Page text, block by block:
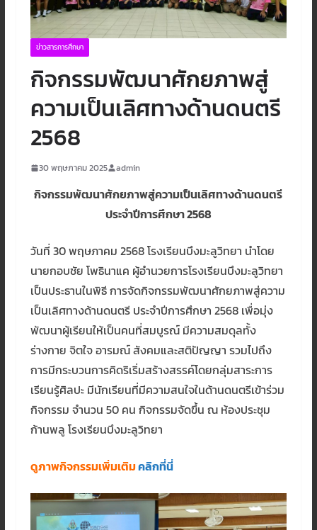
ข่าวสารการศึกษา
กิจกรรมพัฒนาศักยภาพสู่
ความเป็นเลิศทางด้านดนตรี
2568
30 พฤษภาคม 2025 admin
กิจกรรมพัฒนาศักยภาพสู่ความเป็นเลิศทางด้านดนตรี
ประจำปีการศึกษา 2568
วันที่ 30 พฤษภาคม 2568 โรงเรียนบึงมะลูวิทยา นำโดย
นายกอบชัย โพธินาแค ผู้อำนวยการโรงเรียนบึงมะลูวิทยา
เป็นประธานในพิธี การจัดกิจกรรมพัฒนาศักยภาพสู่ความ
เป็นเลิศทางด้านดนตรี ประจำปีการศึกษา 2568 เพื่อมุ่ง
พัฒนาผู้เรียนให้เป็นคนที่สมบูรณ์ มีความสมดุลทั้ง
ร่างกาย จิตใจ อารมณ์ สังคมและสติปัญญา รวมไปถึง
การมีกระบวนการคิดริเริ่มสร้างสรรค์โดยกลุ่มสาระการ
เรียนรู้ศิลปะ มีนักเรียนที่มีความสนใจในด้านดนตรีเข้าร่วม
กิจกรรม จำนวน 50 คน กิจกรรมจัดขึ้น ณ ห้องประชุม
ก้านพลู โรงเรียนบึงมะลูวิทยา
ดูภาพกิจกรรมเพิ่มเติมคลิกที่นี่